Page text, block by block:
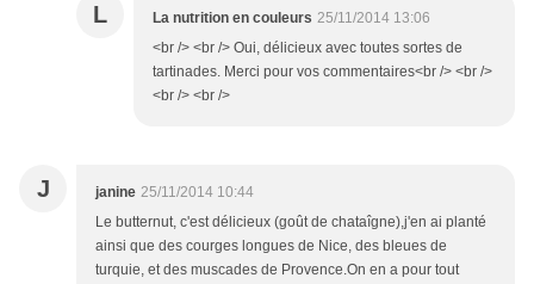
L La nutrition en couleurs 25/11/2014 13:06
<br /> <br /> Oui, délicieux avec toutes sortes de
tartinades. Merci pour vos commentaires<br /> <br />
<br /> <br />
J janine 25/11/2014 10:44
Le butternut, c'est délicieux (goût de chataîgne),j'en ai planté
ainsi que des courges longues de Nice, des bleues de
turquie, et des muscades de Provence.On en a pour tout